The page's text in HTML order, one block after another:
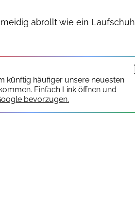
abrollt wie ein Laufschuh
künftig häufiger unsere neuesten
Einfach Link öffnen und
bevorzugen.